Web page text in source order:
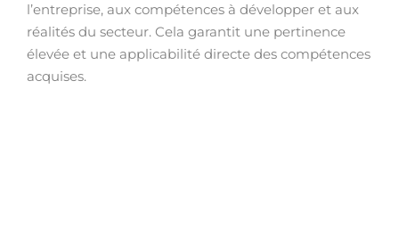
l’entreprise, aux compétences à développer et aux
réalités du secteur. Cela garantit une pertinence
élevée et une applicabilité directe des compétences
acquises.